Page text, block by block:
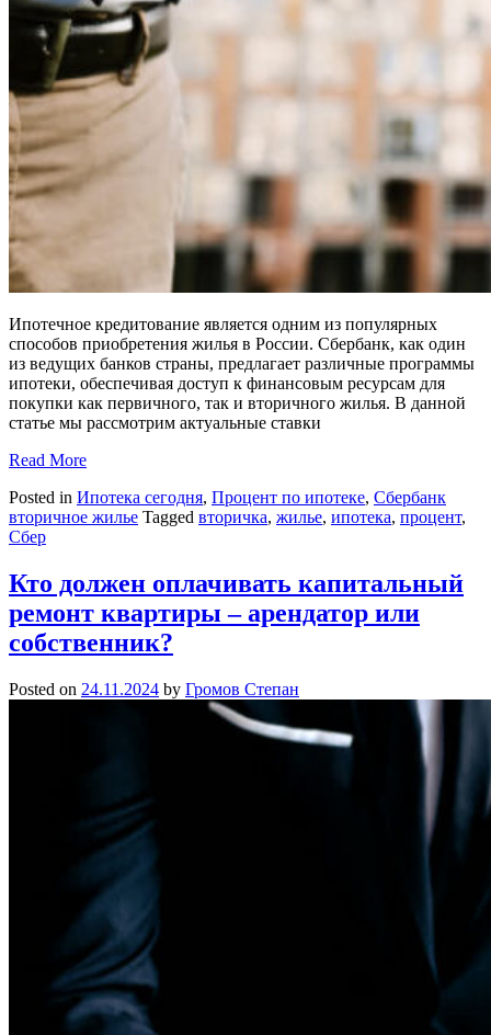
Ипотечное кредитование является одним из популярных
способов приобретения жилья в России. Сбербанк, как один
из ведущих банков страны, предлагает различные программы
ипотеки, обеспечивая доступ к финансовым ресурсам для
покупки как первичного, так и вторичного жилья. В данной
статье мы рассмотрим актуальные ставки
Read More
Posted in Ипотека сегодня, Процент по ипотеке, Сбербанк
вторичное жилье Tagged вторичка, жилье, ипотека, процент,
Сбер
Кто должен оплачивать капитальный
ремонт квартиры – арендатор или
собственник?
Posted on 24.11.2024 by Громов Степан